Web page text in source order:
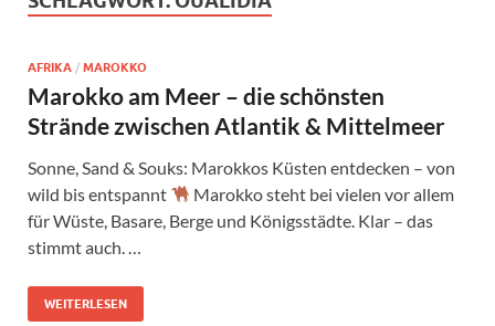
AFRIKA / MAROKKO
Marokko am Meer – die schönsten
Strände zwischen Atlantik & Mittelmeer
Sonne, Sand & Souks: Marokkos Küsten entdecken – von
wild bis entspannt
Marokko steht bei vielen vor allem
für Wüste, Basare, Berge und Königsstädte. Klar – das
stimmt auch. …
WEITERLESEN